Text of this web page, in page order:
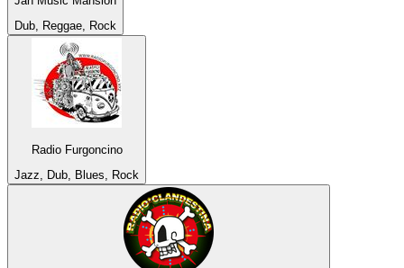
Dub, Reggae, Rock
Radio Furgoncino
Jazz, Dub, Blues, Rock